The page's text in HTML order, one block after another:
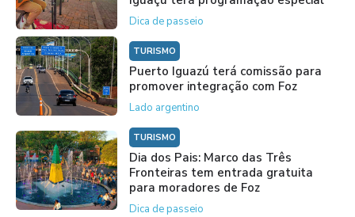
Dica de passeio
TURISMO
Puerto Iguazú terá comissão para
promover integração com Foz
Lado argentino
TURISMO
Dia dos Pais: Marco das Três
Fronteiras tem entrada gratuita
para moradores de Foz
Dica de passeio